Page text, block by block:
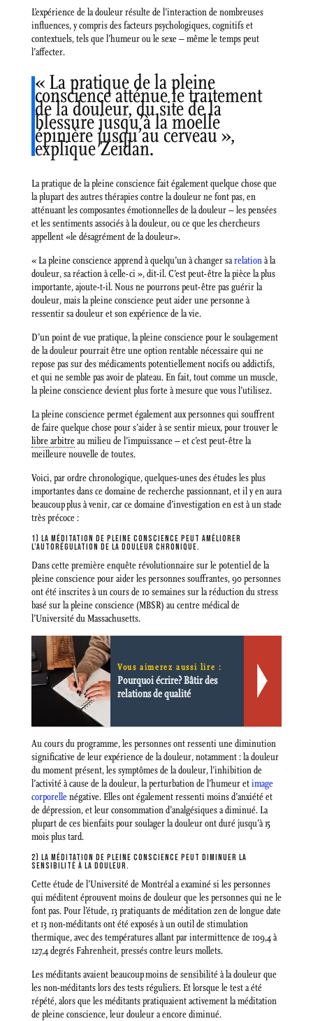
L’expérience de la douleur résulte de l’interaction de nombreuses
influences, y compris des facteurs psychologiques, cognitifs et
contextuels, tels que l’humeur ou le sexe – même le temps peut
l’affecter.
« La pratique de la pleine
conscience atténue le traitement
de la douleur, du site de la
blessure jusqu’à la moelle
épinière jusqu’au cerveau »,
explique Zeidan.
La pratique de la pleine conscience fait également quelque chose que
la plupart des autres thérapies contre la douleur ne font pas, en
atténuant les composantes émotionnelles de la douleur – les pensées
et les sentiments associés à la douleur, ou ce que les chercheurs
appellent «le désagrément de la douleur».
« La pleine conscience apprend à quelqu’un à changer sarelationà la
douleur, sa réaction à celle-ci », dit-il. C’est peut-être la pièce la plus
importante, ajoute-t-il. Nous ne pourrons peut-être pas guérir la
douleur, mais la pleine conscience peut aider une personne à
ressentir sa douleur et son expérience de la vie.
D’un point de vue pratique, la pleine conscience pour le soulagement
de la douleur pourrait être une option rentable nécessaire qui ne
repose pas sur des médicaments potentiellement nocifs ou addictifs,
et qui ne semble pas avoir de plateau. En fait, tout comme un muscle,
la pleine conscience devient plus forte à mesure que vous l’utilisez.
La pleine conscience permet également aux personnes qui souffrent
de faire quelque chose pour s’aider à se sentir mieux, pour trouver le
libre arbitreau milieu de l’impuissance – et c’est peut-être la
meilleure nouvelle de toutes.
Voici, par ordre chronologique, quelques-unes des études les plus
importantes dans ce domaine de recherche passionnant, et il y en aura
beaucoup plus à venir, car ce domaine d’investigation en est à un stade
très précoce :
1) LA MÉDITATION DE PLEINE CONSCIENCE PEUT AMÉLIORER
L’AUTORÉGULATION DE LA DOULEUR CHRONIQUE.
Dans cette première enquête révolutionnaire sur le potentiel de la
pleine conscience pour aider les personnes souffrantes, 90 personnes
ont été inscrites à un cours de 10 semaines sur la réduction du stress
basé sur la pleine conscience (MBSR) au centre médical de
l’Université du Massachusetts.
Vous aimerez aussi lire :
Pourquoi écrire? Bâtir des
relations de qualité
Au cours du programme, les personnes ont ressenti une diminution
significative de leur expérience de la douleur, notamment : la douleur
du moment présent, les symptômes de la douleur, l’inhibition de
l’activité à cause de la douleur, la perturbation de l’humeur etimage
corporellenégative. Elles ont également ressenti moins d’anxiété et
de dépression, et leur consommation d’analgésiques a diminué. La
plupart de ces bienfaits pour soulager la douleur ont duré jusqu’à 15
mois plus tard.
2) LA MÉDITATION DE PLEINE CONSCIENCE PEUT DIMINUER LA
SENSIBILITÉ À LA DOULEUR.
Cette étude de l’Université de Montréal a examiné si les personnes
qui méditent éprouvent moins de douleur que les personnes qui ne le
font pas. Pour l’étude, 13 pratiquants de méditation zen de longue date
et 13 non-méditants ont été exposés à un outil de stimulation
thermique, avec des températures allant par intermittence de 109,4 à
127,4 degrés Fahrenheit, pressés contre leurs mollets.
Les méditants avaient beaucoup moins de sensibilité à la douleur que
les non-méditants lors des tests réguliers. Et lorsque le test a été
répété, alors que les méditants pratiquaient activement la méditation
de pleine conscience, leur douleur a encore diminué.